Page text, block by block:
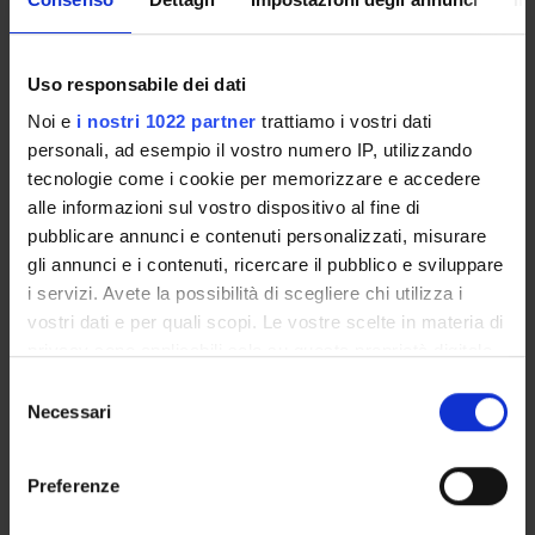
Uso responsabile dei dati
Noi e i nostri 1022 partner trattiamo i vostri dati
personali, ad esempio il vostro numero IP, utilizzando
tecnologie come i cookie per memorizzare e accedere
alle informazioni sul vostro dispositivo al fine di
pubblicare annunci e contenuti personalizzati, misurare
gli annunci e i contenuti, ricercare il pubblico e sviluppare
i servizi. Avete la possibilità di scegliere chi utilizza i
vostri dati e per quali scopi. Le vostre scelte in materia di
modificare o revocare il proprio consenso in qualsiasi
momento dalla Dichiarazione sui cookie o facendo clic
delNecessari
Preferenze
RESEARCH CENTRES
LIBRARIES
SPIN OFF AND COMPANIES
Contacts
People